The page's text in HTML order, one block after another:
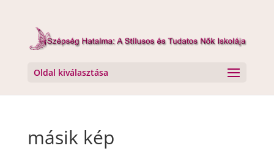
Oldal kiválasztása
másik kép